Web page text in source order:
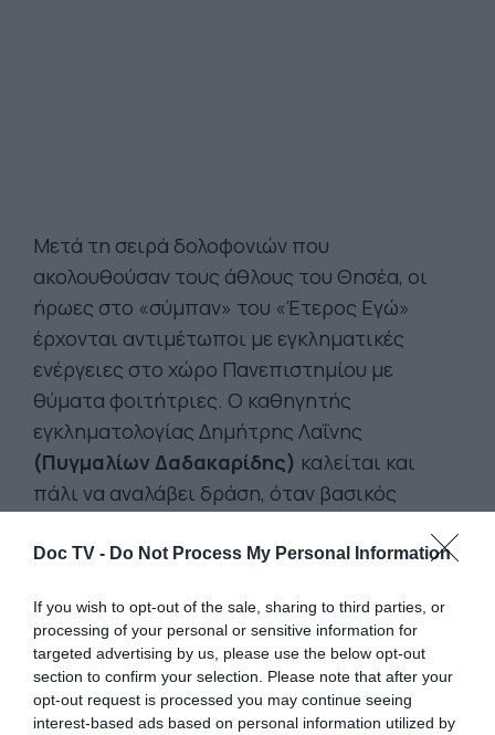
Doc TV - Do Not Process My Personal Information
If you wish to opt-out of the sale, sharing to third parties, or
processing of your personal or sensitive information for
targeted advertising by us, please use the below opt-out
section to confirm your selection. Please note that after your
opt-out request is processed you may continue seeing
interest-based ads based on personal information utilized by
Μετά τη σειρά δολοφονιών που
ακολουθούσαν τους άθλους του Θησέα, οι
ήρωες στο «σύμπαν» του «Έτερος Εγώ»
έρχονται αντιμέτωποι με εγκληματικές
ενέργειες στο χώρο Πανεπιστημίου με
θύματα φοιτήτριες. Ο καθηγητής
εγκληματολογίας Δημήτρης Λαΐνης
(Πυγμαλίων Δαδακαρίδης) καλείται και
πάλι να αναλάβει δράση, όταν βασικός
συνεργάτης και φίλος του, Ηλίας
Μαρκουλάκης). Η σειρά βασίζεται στο
ομότιτλο αστυνομικό θρίλερ (Έτερος Εγώ,
2017) του Σωτήρη Τσαφούλια.Το σενάριο
της σειράς είναι μία ιδέα του Σωτήρη